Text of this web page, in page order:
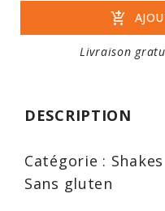
add_shopping_cart
Livraison
DESCRIPTION
Catégorie :
Sans gluten